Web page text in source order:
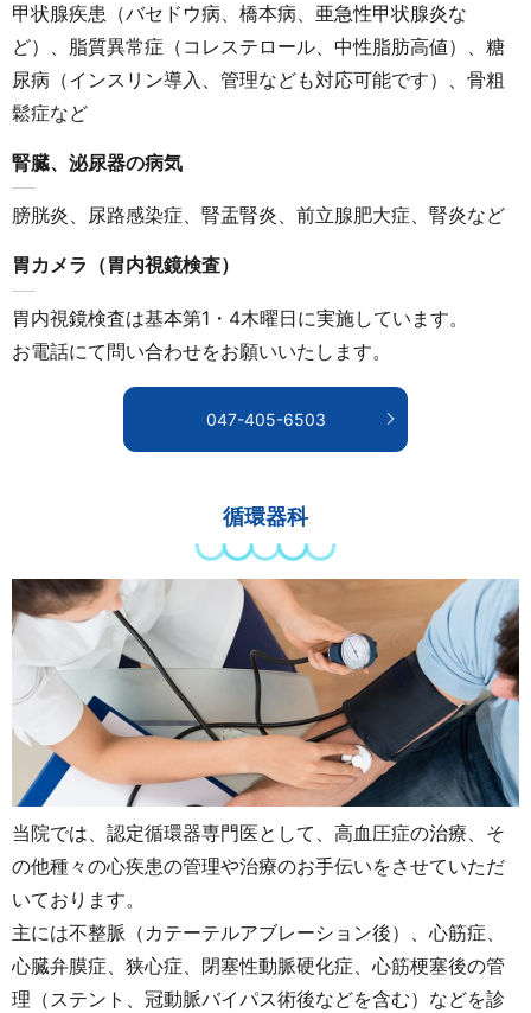
甲状腺疾患（バセドウ病、橋本病、亜急性甲状腺炎な
ど）、脂質異常症（コレステロール、中性脂肪高値）、糖
尿病（インスリン導入、管理なども対応可能です）、骨粗
鬆症など
腎臓、泌尿器の病気
膀胱炎、尿路感染症、腎盂腎炎、前立腺肥大症、腎炎など
胃カメラ（胃内視鏡検査）
胃内視鏡検査は基本第1・4木曜日に実施しています。
お電話にて問い合わせをお願いいたします。
047-405-6503
循環器科
当院では、認定循環器専門医として、高血圧症の治療、そ
の他種々の心疾患の管理や治療のお手伝いをさせていただ
いております。
主には不整脈（カテーテルアブレーション後）、心筋症、
心臓弁膜症、狭心症、閉塞性動脈硬化症、心筋梗塞後の管
理（ステント、冠動脈バイパス術後などを含む）などを診